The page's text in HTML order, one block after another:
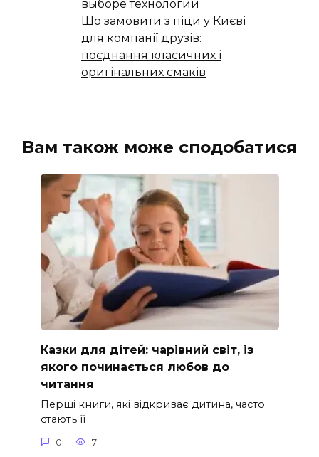
выборе технологии
Що замовити з піци у Києві
для компанії друзів:
поєднання класичних і
оригінальних смаків
Вам також може сподобатися
Казки для дітей: чарівний світ, із
якого починається любов до
читання
Перші книги, які відкриває дитина, часто
стають її
0 7